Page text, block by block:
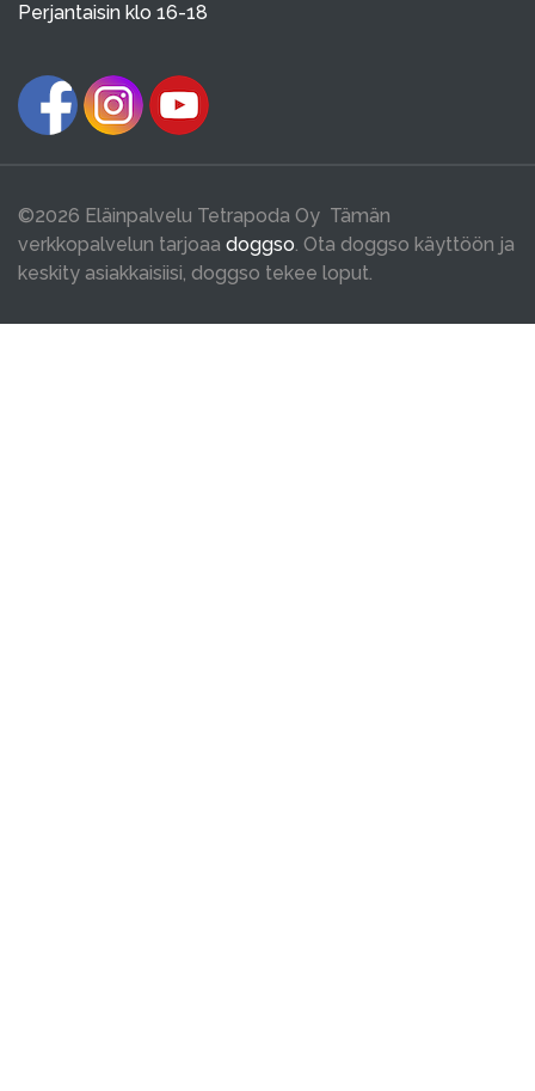
Perjantaisin klo 16-18
©2026 Eläinpalvelu Tetrapoda Oy Tämän
verkkopalvelun tarjoaa doggso. Ota doggso käyttöön ja
keskity asiakkaisiisi, doggso tekee loput.